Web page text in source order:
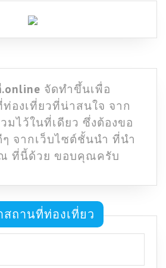
จัดทำขึ้นเพื่อ
องเที่ยวที่น่าสนใจ จาก
มไว้ในที่เดียว ซึ่งต้องขอ
จากเว็บไซต์ชั้นนำ ที่นำ
ที่นี้ด้วย ขอบคุณครับ
ถานที่ท่องเที่ยว